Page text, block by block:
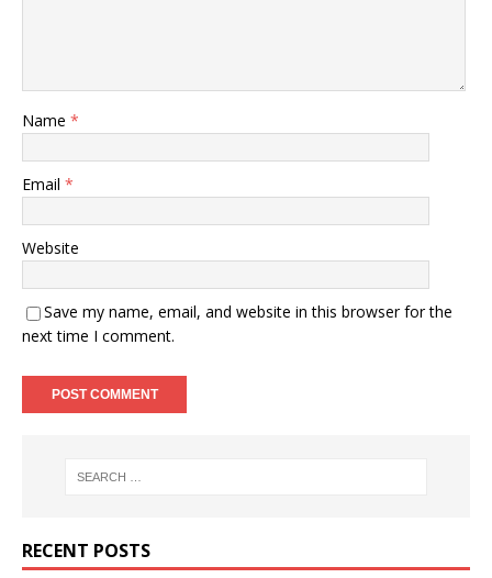
Name *
Email *
Website
Save my name, email, and website in this browser for the
next time I comment.
RECENT POSTS